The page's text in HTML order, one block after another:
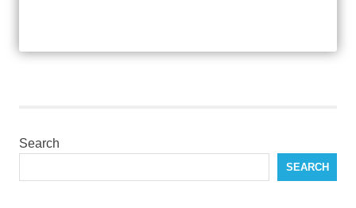
Search
SEARCH